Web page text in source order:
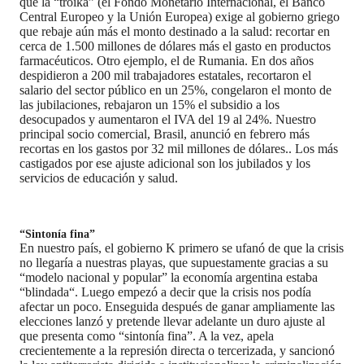
Central Europeo y la Unión Europea) exige al gobierno griego
que rebaje aún más el monto destinado a la salud: recortar en
cerca de 1.500 millones de dólares más el gasto en productos
farmacéuticos. Otro ejemplo, el de Rumania. En dos años
despidieron a 200 mil trabajadores estatales, recortaron el
salario del sector público en un 25%, congelaron el monto de
las jubilaciones, rebajaron un 15% el subsidio a los
desocupados y aumentaron el IVA del 19 al 24%. Nuestro
principal socio comercial, Brasil, anunció en febrero más
recortas en los gastos por 32 mil millones de dólares.. Los más
castigados por ese ajuste adicional son los jubilados y los
servicios de educación y salud.
“Sintonía fina”
En nuestro país, el gobierno K primero se ufanó de que la crisis
no llegaría a nuestras playas, que supuestamente gracias a su
“modelo nacional y popular” la economía argentina estaba
“blindada“. Luego empezó a decir que la crisis nos podía
afectar un poco. Enseguida después de ganar ampliamente las
elecciones lanzó y pretende llevar adelante un duro ajuste al
que presenta como “sintonía fina”. A la vez, apela
crecientemente a la represión directa o tercerizada, y sancionó